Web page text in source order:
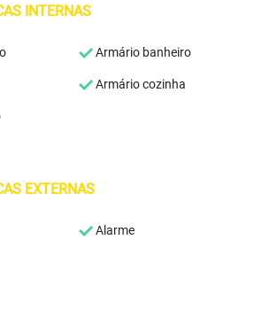
INTERNAS
Armário banheiro
Armário cozinha
EXTERNAS
Alarme